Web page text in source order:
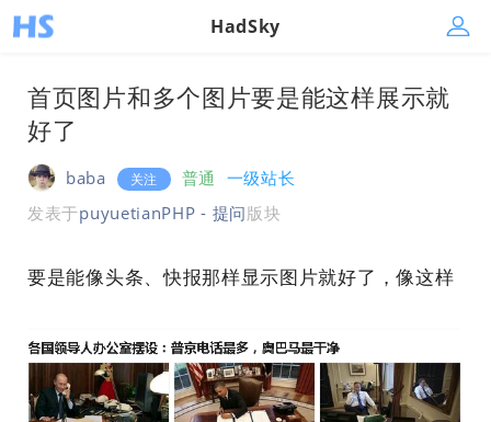
HadSky
首页图片和多个图片要是能这样展示就
好了
baba 关注 普通
一级站长
发表于puyuetianPHP - 提问版块
要是能像头条、快报那样显示图片就好了，像这样